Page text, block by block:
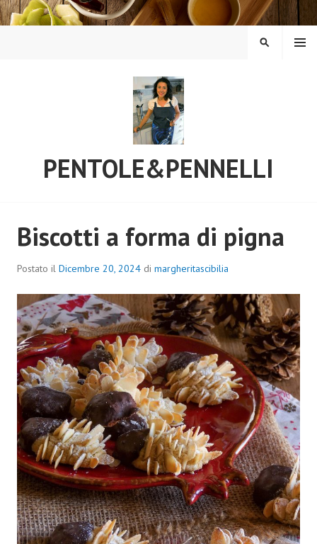
Vai
al
PENTOLE&PENNELLI
MENU
CERCA
Biscotti a forma di pigna
Postato il Dicembre 20, 2024 di margheritascibilia